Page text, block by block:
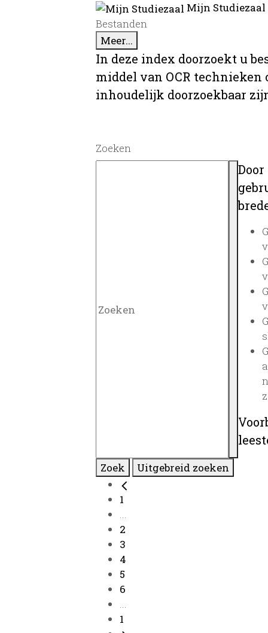
Mijn
Bestanden
Meer...
In deze index doorzoekt u
middel van OCR
inhoudelijk doorzoekbaar
Zoeken
Zoek Uitgebreid zoeken
1
...
2
3
4
5
6
...
1